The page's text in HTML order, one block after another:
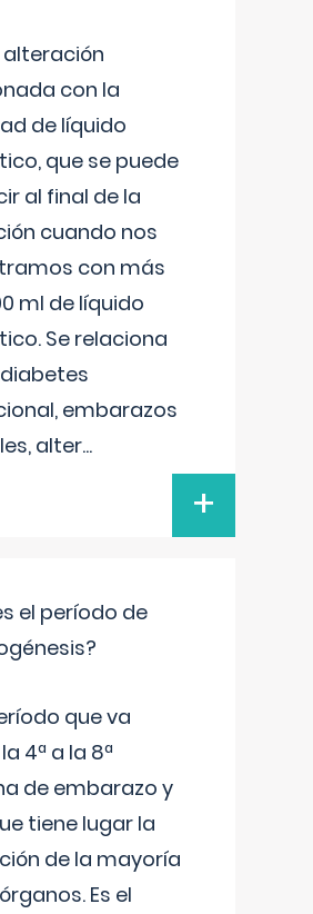
alteración
con la
de líquido
que se puede
al final de la
cuando nos
con más
ml de líquido
Se relaciona
embarazos
alter...
+
el período de
que va
4ª a la 8ª
de embarazo y
tiene lugar la
de la mayoría
Es el